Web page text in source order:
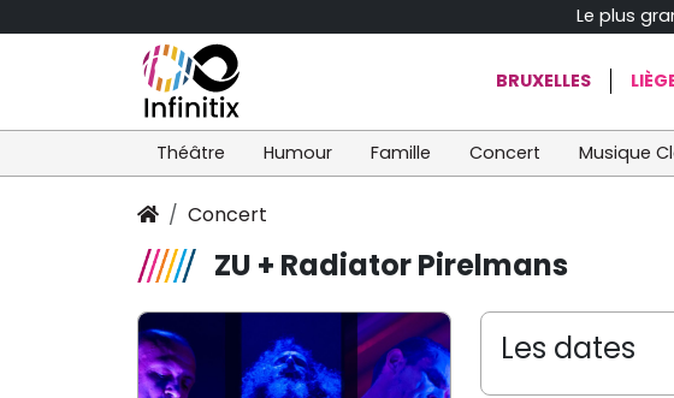
Le plus
BRUXELLES
Théâtre Humour Famille Concert Musique
Concert
ZU + Radiator Pirelmans
Les dates